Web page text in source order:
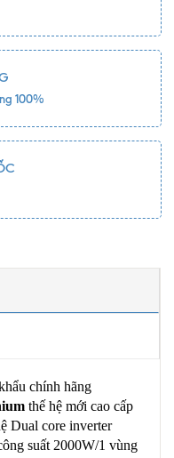
100%
chính hãng
thế hệ mới cao cấp
Dual core inverter
suất 2000W/1 vùng